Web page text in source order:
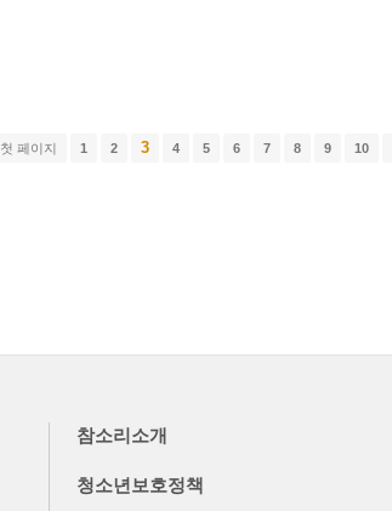
첫 페이지 1 2 3 4 5 6 7 8 9 10
참소리소개
청소년보호정책